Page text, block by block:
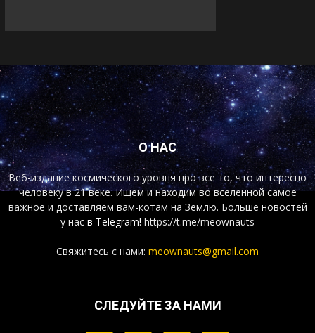
О НАС
Веб-издание космического уровня про все то, что интересно
человеку в 21 веке. Ищем и находим во вселенной самое
важное и доставляем вам-котам на Землю. Больше новостей
у нас в Telegram! https://t.me/meownauts
Свяжитесь с нами: meownauts@gmail.com
СЛЕДУЙТЕ ЗА НАМИ